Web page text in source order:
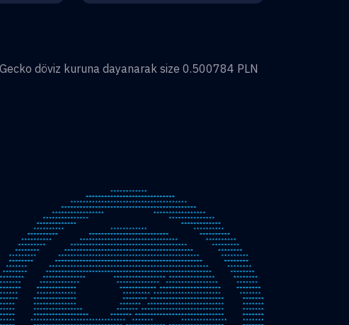
döviz kuruna dayanarak size 0.500784 PLN